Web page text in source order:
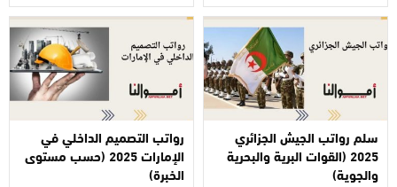
سلم رواتب الجيش الجزائري
2025 (القوات البرية والبحرية
والجوية)
رواتب التصميم الداخلي في
الإمارات 2025 (حسب مستوى
الخبرة)